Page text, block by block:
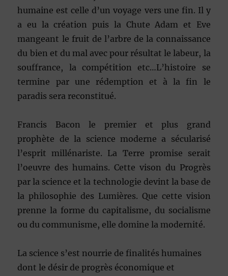
humaine est celle d’un voyage vers une fin. Il y
a eu la création puis la Chute Adam et Eve
mangeant le fruit de l’arbre de la connaissance
du bien et du mal avec pour résultat le labeur, la
souffrance, la compétition etc…L’histoire se
termine par une rédemption et à la fin le
paradis sera reconstitué.
Francis Bacon le premier et plus grand
prophète de la science moderne a sécularisé
l’esprit millénariste. La Terre promise serait
l’oeuvre des humains. Cette vison du Progrès
par la science et la technologie devint la base de
la philosophie des Lumières. Que cette vision
prenne la forme du capitalisme, du socialisme
ou du communisme, elle domine la modernité.
La science s’est nourrie de finalités humaines
dont le désir de progrès économique et